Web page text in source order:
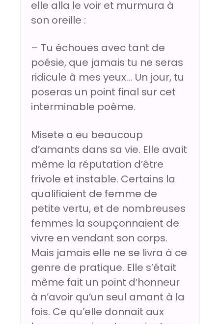
elle alla le voir et murmura à
son oreille :
– Tu échoues avec tant de
poésie, que jamais tu ne seras
ridicule à mes yeux… Un jour, tu
poseras un point final sur cet
interminable poème.
Misete a eu beaucoup
d’amants dans sa vie. Elle avait
même la réputation d’être
frivole et instable. Certains la
qualifiaient de femme de
petite vertu, et de nombreuses
femmes la soupçonnaient de
vivre en vendant son corps.
Mais jamais elle ne se livra à ce
genre de pratique. Elle s’était
même fait un point d’honneur
à n’avoir qu’un seul amant à la
fois. Ce qu’elle donnait aux